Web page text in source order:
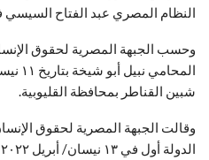
النظام المصري عبد الفتاح السيسي
وحسب الجبهة المصرية لحقوق
شبين القناطر بمحافظة القليوبية.
وقالت الجبهة المصرية لحقوق